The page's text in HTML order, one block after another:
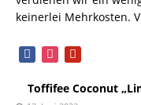
keinerlei Mehrkosten.
facebookinstagram
pinterest
Toffifee Coconut